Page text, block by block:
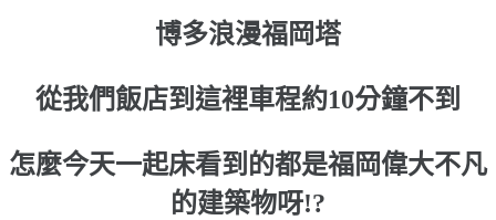
博多浪漫福岡塔
從我們飯店到這裡車程約10分鐘不到
怎麼今天一起床看到的都是福岡偉大不凡
的建築物呀!?